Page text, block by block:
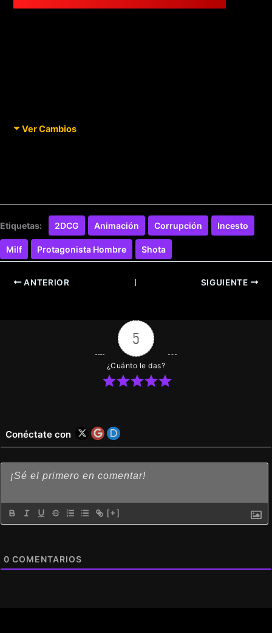
Ver Cambios
Etiquetas: 2DCG Animación Corrupción Incesto
Milf Protagonista Hombre Shota
ANTERIOR SIGUIENTE
5
¿Cuánto le das?
Conéctate con
[+]
0 COMENTARIOS